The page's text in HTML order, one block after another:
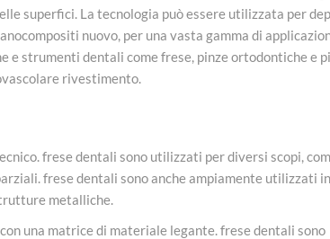
superfici. La tecnologia può essere utilizzata per
nuovo, per una vasta gamma di
strumenti dentali come frese, pinze ortodontiche e
rivestimento.
frese dentali sono utilizzati per diversi scopi,
frese dentali sono anche ampiamente utilizzati in
metalliche.
una matrice di materiale legante. frese dentali sono